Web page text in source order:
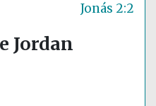
Jonás 2:2
Jordan